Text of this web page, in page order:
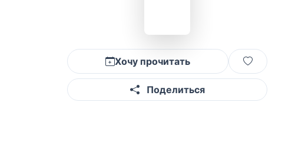
Хочу прочитать
Поделиться